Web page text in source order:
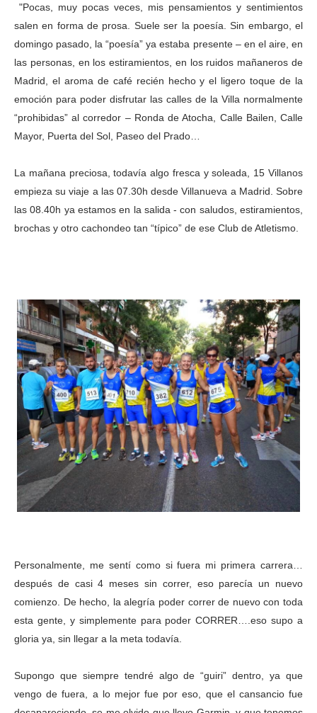
"Pocas, muy pocas veces, mis pensamientos y sentimientos
salen en forma de prosa. Suele ser la poesía. Sin embargo, el
domingo pasado, la “poesía” ya estaba presente – en el aire, en
las personas, en los estiramientos, en los ruidos mañaneros de
Madrid, el aroma de café recién hecho y el ligero toque de la
emoción para poder disfrutar las calles de la Villa normalmente
“prohibidas” al corredor – Ronda de Atocha, Calle Bailen, Calle
Mayor, Puerta del Sol, Paseo del Prado…
La mañana preciosa, todavía algo fresca y soleada, 15 Villanos
empieza su viaje a las 07.30h desde Villanueva a Madrid. Sobre
las 08.40h ya estamos en la salida - con saludos, estiramientos,
brochas y otro cachondeo tan “típico” de ese Club de Atletismo.
Personalmente, me sentí como si fuera mi primera carrera…
después de casi 4 meses sin correr, eso parecía un nuevo
comienzo. De hecho, la alegría poder correr de nuevo con toda
esta gente, y simplemente para poder CORRER….eso supo a
gloria ya, sin llegar a la meta todavía.
Supongo que siempre tendré algo de “guiri” dentro, ya que
vengo de fuera, a lo mejor fue por eso, que el cansancio fue